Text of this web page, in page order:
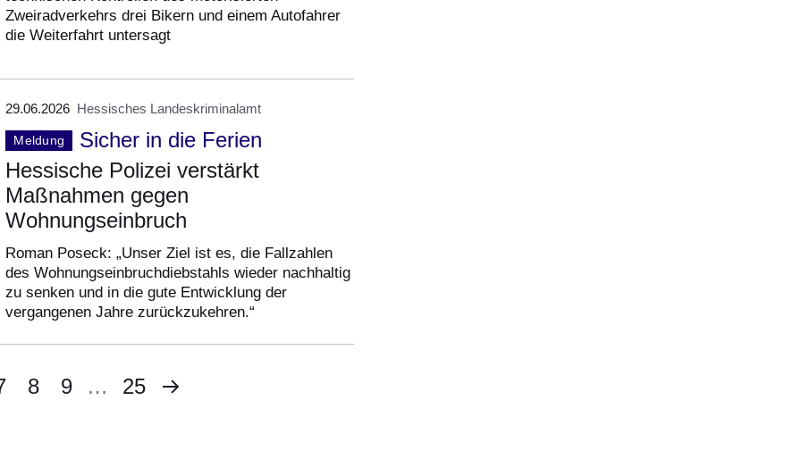
Zweiradverkehrs drei Bikern und einem Autofahrer
die Weiterfahrt untersagt
29.06.2026 Hessisches Landeskriminalamt
Meldung
Sicher in die Ferien
Hessische Polizei verstärkt
Maßnahmen gegen
Wohnungseinbruch
Roman Poseck: „Unser Ziel ist es, die Fallzahlen
des Wohnungseinbruchdiebstahls wieder nachhaltig
zu senken und in die gute Entwicklung der
vergangenen Jahre zurückzukehren.“
Seite
8 Seite
9 …
Letzte
25
Nächste